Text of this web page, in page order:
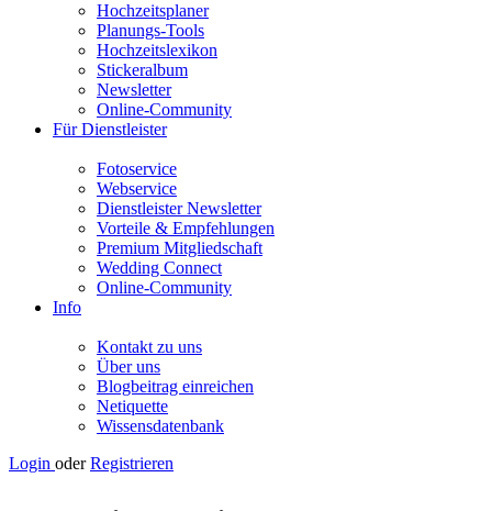
Hochzeitsplaner
Planungs-Tools
Hochzeitslexikon
Stickeralbum
Newsletter
Online-Community
Für Dienstleister
Fotoservice
Webservice
Dienstleister Newsletter
Vorteile & Empfehlungen
Premium Mitgliedschaft
Wedding Connect
Online-Community
Info
Kontakt zu uns
Über uns
Blogbeitrag einreichen
Netiquette
Wissensdatenbank
Login oder Registrieren